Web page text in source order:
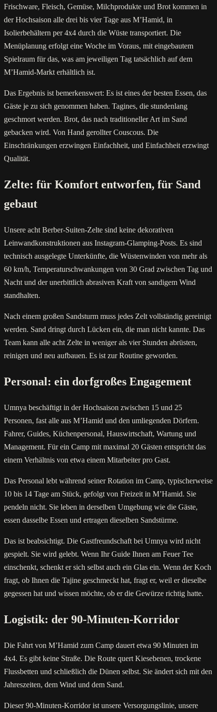
Frischware, Fleisch, Gemüse, Milchprodukte und Brot kommen in
der Hochsaison alle drei bis vier Tage aus M’Hamid, in
Isolierbehältern per 4x4 durch die Wüste transportiert. Die
Menüplanung erfolgt eine Woche im Voraus, mit eingebautem
Spielraum für das, was am jeweiligen Tag tatsächlich auf dem
M’Hamid-Markt erhältlich ist.
Das Ergebnis ist bemerkenswert: Es ist eines der besten Essen, das
Gäste je zu sich genommen haben. Tagines, die stundenlang
geschmort werden. Brot, das nach traditioneller Art im Sand
gebacken wird. Von Hand gerollter Couscous. Die
Einschränkungen erzwingen Einfachheit, und Einfachheit erzwingt
Qualität.
Zelte: für Komfort entworfen, für Sand
gebaut
Unsere acht Berber-Suiten-Zelte sind keine dekorativen
Leinwandkonstruktionen aus Instagram-Glamping-Posts. Es sind
technisch ausgelegte Unterkünfte, die Wüstenwinden von mehr als
60 km/h, Temperaturschwankungen von 30 Grad zwischen Tag und
Nacht und der unerbittlich abrasiven Kraft von sandigem Wind
standhalten.
Nach einem großen Sandsturm muss jedes Zelt vollständig gereinigt
werden. Sand dringt durch Lücken ein, die man nicht kannte. Das
Team kann alle acht Zelte in weniger als vier Stunden abrüsten,
reinigen und neu aufbauen. Es ist zur Routine geworden.
Personal: ein dorfgroßes Engagement
Umnya beschäftigt in der Hochsaison zwischen 15 und 25
Personen, fast alle aus M’Hamid und den umliegenden Dörfern.
Fahrer, Guides, Küchenpersonal, Hauswirtschaft, Wartung und
Management. Für ein Camp mit maximal 20 Gästen entspricht das
einem Verhältnis von etwa einem Mitarbeiter pro Gast.
Das Personal lebt während seiner Rotation im Camp, typischerweise
10 bis 14 Tage am Stück, gefolgt von Freizeit in M’Hamid. Sie
pendeln nicht. Sie leben in derselben Umgebung wie die Gäste,
essen dasselbe Essen und ertragen dieselben Sandstürme.
Das ist beabsichtigt. Die Gastfreundschaft bei Umnya wird nicht
gespielt. Sie wird gelebt. Wenn Ihr Guide Ihnen am Feuer Tee
einschenkt, schenkt er sich selbst auch ein Glas ein. Wenn der Koch
fragt, ob Ihnen die Tajine geschmeckt hat, fragt er, weil er dieselbe
gegessen hat und wissen möchte, ob er die Gewürze richtig hatte.
Logistik: der 90-Minuten-Korridor
Die Fahrt von M’Hamid zum Camp dauert etwa 90 Minuten im
4x4. Es gibt keine Straße. Die Route quert Kiesebenen, trockene
Flussbetten und schließlich die Dünen selbst. Sie ändert sich mit den
Jahreszeiten, dem Wind und dem Sand.
Dieser 90-Minuten-Korridor ist unsere Versorgungslinie, unsere